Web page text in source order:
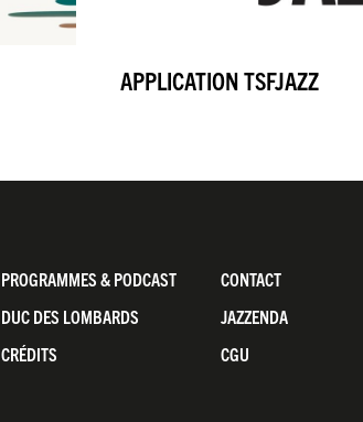
APPLICATION TSFJAZZ
Pied
de
page
PROGRAMMES & PODCAST
CONTACT
DUC DES LOMBARDS
JAZZENDA
CRÉDITS
CGU